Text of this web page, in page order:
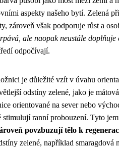
aspekty našeho bytí. Zelená
zároveň však podporuje růst a
ale naopak neustále doplňuje
odpočívají.
je důležité vzít v úvahu
odstíny zelené, jako je
orientované na sever nebo
stimulují ranní probouzení. Tyto
povzbuzují tělo k
zelené, například smaragdová